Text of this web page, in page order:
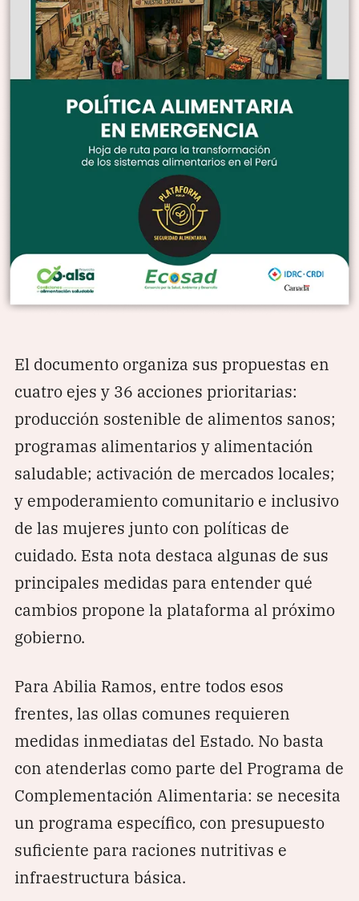
El documento organiza sus propuestas en
cuatro ejes y 36 acciones prioritarias:
producción sostenible de alimentos sanos;
programas alimentarios y alimentación
saludable; activación de mercados locales;
y empoderamiento comunitario e inclusivo
de las mujeres junto con políticas de
cuidado. Esta nota destaca algunas de sus
principales medidas para entender qué
cambios propone la plataforma al próximo
gobierno.
Para Abilia Ramos, entre todos esos
frentes, las ollas comunes requieren
medidas inmediatas del Estado. No basta
con atenderlas como parte del Programa de
Complementación Alimentaria: se necesita
un programa específico, con presupuesto
suficiente para raciones nutritivas e
infraestructura básica.